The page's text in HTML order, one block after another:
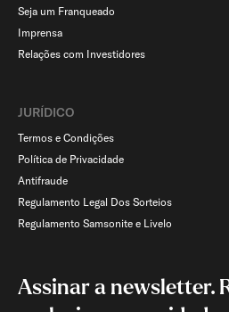
Seja um Franqueado
Imprensa
Relações com Investidores
JURÍDICO
Termos e Condições
Política de Privacidade
Antifraude
Regulamento Legal Dos Sorteios
Regulamento Samsonite e Livelo
Assinar a newsletter.